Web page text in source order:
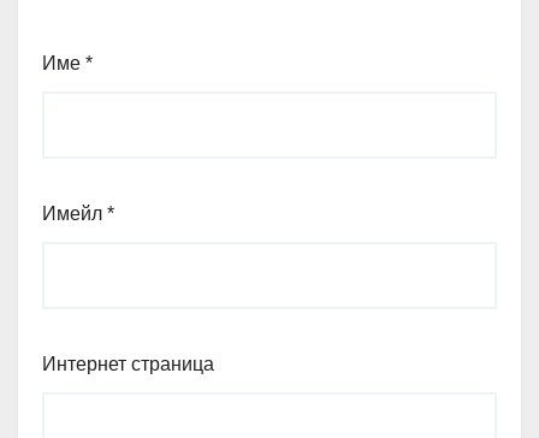
Име *
Имейл *
Интернет страница